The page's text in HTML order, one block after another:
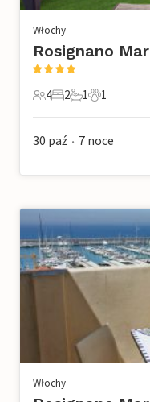
Włochy
Rosignano
4 Goście
4
2 Sypialnie
2
1 Łazienka
1
1 Zwierzę
1
30 paź • 7 noce
Włochy